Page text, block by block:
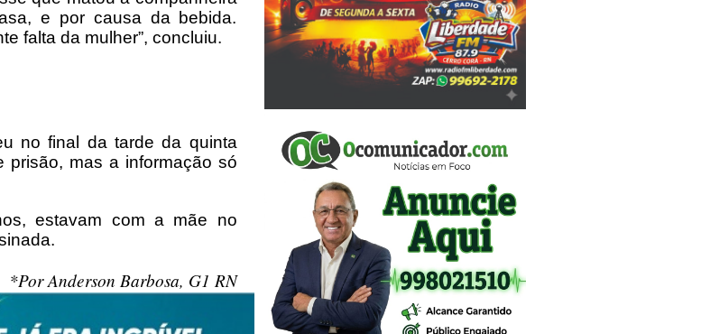
e por causa da bebida.
falta da mulher”, concluiu.
no final da tarde da quinta
prisão, mas a informação só
estavam com a mãe no
*Por Anderson Barbosa, G1 RN